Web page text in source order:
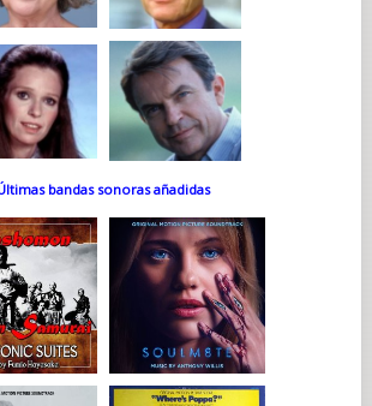
bandas sonoras añadidas